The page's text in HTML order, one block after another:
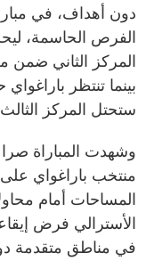
دون أهداف، في
الفرص الحاسمة،
بينما تنتظر
ستحتل المركز
وشهدت المباراة
منتخب باراغواي على
المساحات أمام
الأسترالي فرض
في مناطق متقدمة